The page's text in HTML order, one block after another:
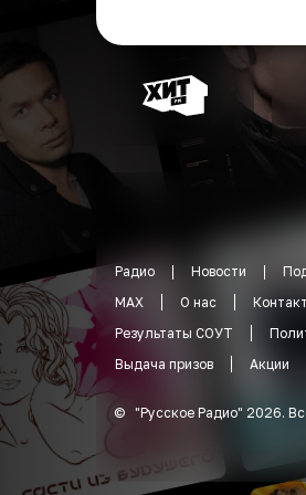
Радио Новости
MAX
О нас
Результаты СОУТ
Выдача призов
Акции
© "Русское Радио" 2026.